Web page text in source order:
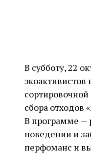
В субботу, 22
сбора отходов
В программе —
поведении и
перфоманс и